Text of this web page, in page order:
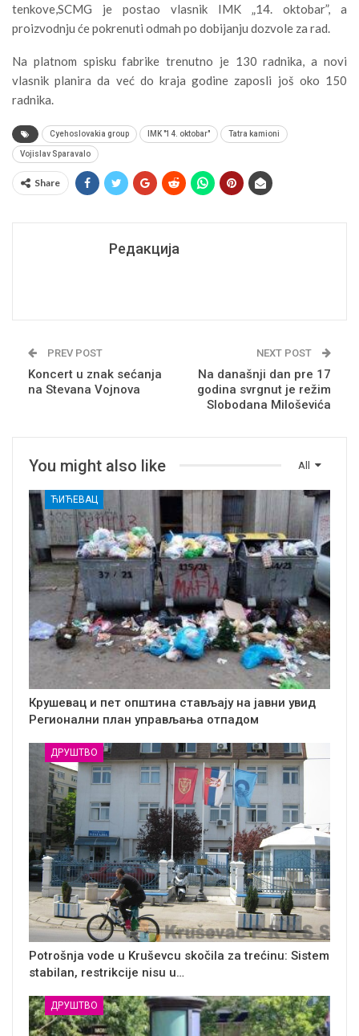
tenkove,SCMG je postao vlasnik IMK „14. oktobar”, a
proizvodnju će pokrenuti odmah po dobijanju dozvole za rad.
Na platnom spisku fabrike trenutno je 130 radnika, a novi
vlasnik planira da već do kraja godine zaposli još oko 150
radnika.
Cyehoslovakia group IMK "14. oktobar" Tatra kamioni
Vojislav Sparavalo
Share
Редакција
PREV POST
Koncert u znak sećanja
na Stevana Vojnova
NEXT POST
Na današnji dan pre 17
godina svrgnut je režim
Slobodana Miloševića
All
You might also like
ЋИЋЕВАЦ
Крушевац и пет општина стављају на јавни увид
Регионални план управљања отпадом
ДРУШТВО
Potrošnja vode u Kruševcu skočila za trećinu: Sistem
stabilan, restrikcije nisu u…
ДРУШТВО